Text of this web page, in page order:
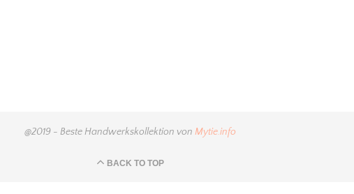
@2019 - Beste Handwerkskollektion von Mytie.info
BACK TO TOP